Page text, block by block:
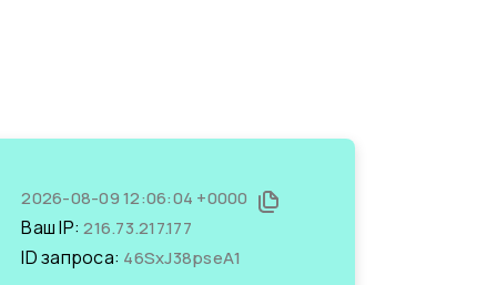
2026-08-09 12:06:04 +0000
Ваш IP:216.73.217.177
ID запроса: 46SxJ38pseA1